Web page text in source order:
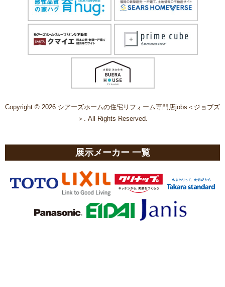
Copyright © 2026 シアーズホームの住宅リフォーム専門店jobs＜ジョブズ
＞. All Rights Reserved.
展示メーカー 一覧